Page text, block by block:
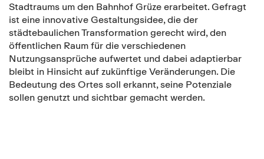
Stadtraums um den Bahnhof Grüze erarbeitet. Gefragt
ist eine innovative Gestaltungsidee, die der
städtebaulichen Transformation gerecht wird, den
öffentlichen Raum für die verschiedenen
Nutzungsansprüche aufwertet und dabei adaptierbar
bleibt in Hinsicht auf zukünftige Veränderungen. Die
Bedeutung des Ortes soll erkannt, seine Potenziale
sollen genutzt und sichtbar gemacht werden.